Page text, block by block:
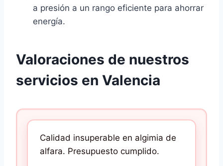
a presión a un rango eficiente para ahorrar
energía.
Valoraciones de nuestros
servicios en Valencia
Calidad insuperable en algimia de
alfara. Presupuesto cumplido.